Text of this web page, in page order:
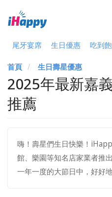
尾牙宴席 生日優惠 吃到
首頁 生日壽星優惠
2025年最新嘉
推薦
嗨！壽星們生日快樂！
館、樂園等知名店家業者推
一年一度的大節日中，好好